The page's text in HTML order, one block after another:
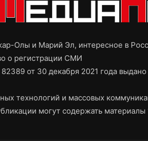
Олы и Марий Эл, интересное в
о регистрации СМИ
от 30 декабря 2021 года
технологий и массовых
могут содержать материалы